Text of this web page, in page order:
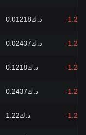
د.ك0.01218 -
د.ك0.02437 -
د.ك0.1218 -
د.ك0.2437 -
د.ك1.22 -